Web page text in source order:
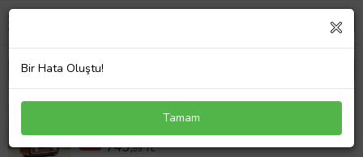
Nostalji Mini Radyo,Led Detaylı Bluetooth Nostaljik
%17 899,99 TL
749,99 TL
Bir Hata Oluştu!
Tamam